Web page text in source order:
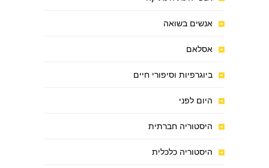
אנשים בשואה
אסלאם
ביוגרפיות וסיפורי חיים
היום לפני
היסטוריה חברתית
היסטוריה כלכלית